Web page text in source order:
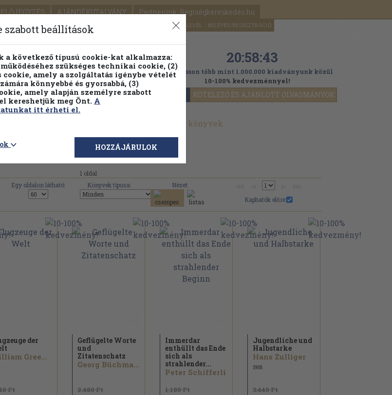
ELŐJEGYZÉS AJÁNDÉKUTALVÁNY Partnerünk: Régiségkereskedés.hu
SEGÍTSÉG HÍRLEVÉL BELÉPÉS/REGISZTRÁCIÓ
ÁRAINK FENNTARTHATÓ OLVASMÁNYOK KÖTELEZŐ ÉS AJÁNLOTT OLVASMÁNYOK
Részletes kereső Témaköri fa 20:58:42
Válogasson több mint 1.000.000 kiadványunk közül
10-100% kedvezménnyel!
Classen Verlag művei, könyvek, használt könyvek
1 oldal
Egy oldalon látható: Könyvek típusa:
Nézet:
Kaphatók előre:
der
William Green...
Ft
Geflügelte Worte
und
Zitatenschatz
Georg Büchmann
2.480 Ft
Immerdar
enthüllt das Ende
sich als
strahlender...
Peter Schifferli
1.180 Ft
Jugendliche und
Halbstarke
Hans Zulliger
1958
3.440 Ft
szabott beállítások
a következő típusú cookie-kat alkalmazza:
szükséges technikai cookie, (2)
amely a szolgáltatás igénybe vételét
könnyebbé és gyorsabbá, (3)
amely alapján személyre szabott
kereshetjük meg Önt. A
itt érheti el.
HOZZÁJÁRULOK